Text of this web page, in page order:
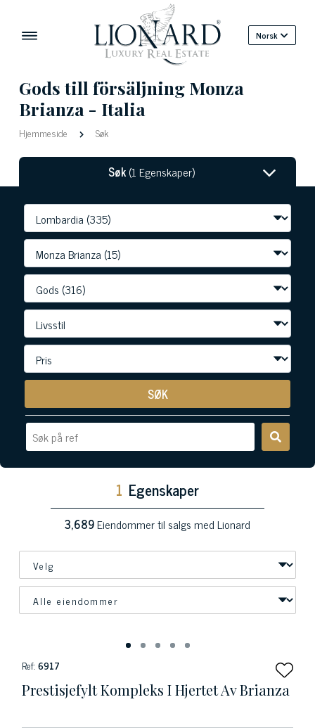
Norsk
Gods till försäljning Monza
Brianza - Italia
Hjemmeside Søk
Søk(1 Egenskaper)
SØK
1 Egenskaper
3,689Eiendommer til salgs med Lionard
Ref:6917
Prestisjefylt Kompleks I Hjertet Av Brianza